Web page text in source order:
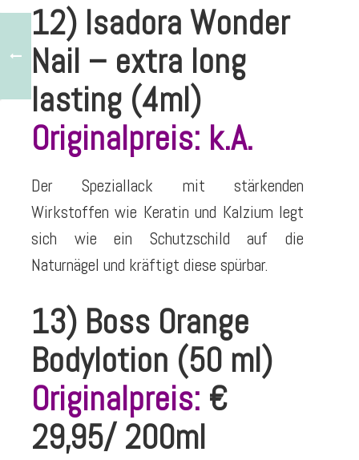
12) Isadora Wonder
Nail – extra long
lasting (4ml)
Originalpreis: k.A.
Der Speziallack mit stärkenden
Wirkstoffen wie Keratin und Kalzium legt
sich wie ein Schutzschild auf die
Naturnägel und kräftigt diese spürbar.
13) Boss Orange
Bodylotion (50 ml)
Originalpreis: €
29,95/ 200ml